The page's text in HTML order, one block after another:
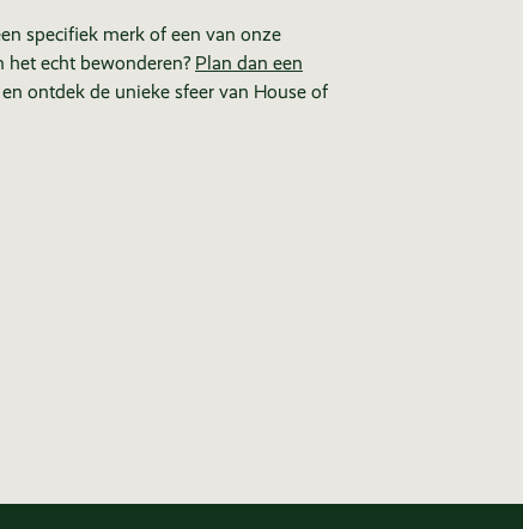
specifiek merk of een van onze
echt bewonderen? Plan dan een
ontdek de unieke sfeer van House of